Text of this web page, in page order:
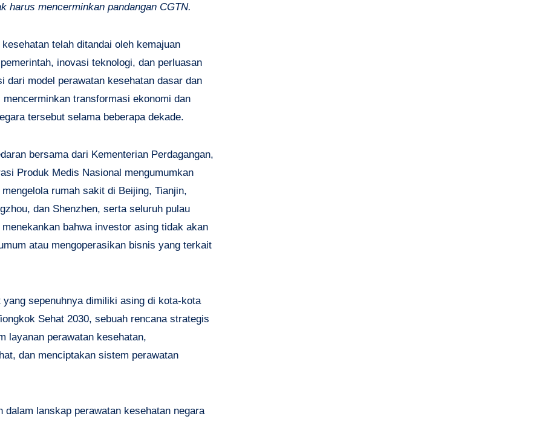
harus mencerminkan pandangan CGTN.
telah ditandai oleh kemajuan
inovasi teknologi, dan perluasan
dari model perawatan kesehatan dasar dan
transformasi ekonomi dan
tersebut selama beberapa dekade.
bersama dari Kementerian Perdagangan,
Produk Medis Nasional mengumumkan
rumah sakit di Beijing, Tianjin,
dan Shenzhen, serta seluruh pulau
bahwa investor asing tidak akan
atau mengoperasikan bisnis yang terkait
sepenuhnya dimiliki asing di kota-kota
Sehat 2030, sebuah rencana strategis
layanan perawatan kesehatan,
dan menciptakan sistem perawatan
lanskap perawatan kesehatan negara